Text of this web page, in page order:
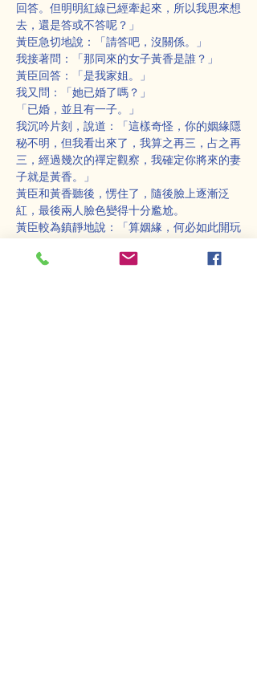
回答。但明明紅線已經牽起來，所以我思來想
去，還是答或不答呢？」
黃臣急切地說：「請答吧，沒關係。」
我接著問：「那同來的女子黃香是誰？」
黃臣回答：「是我家姐。」
我又問：「她已婚了嗎？」
「已婚，並且有一子。」
我沉吟片刻，說道：「這樣奇怪，你的姻緣隱
秘不明，但我看出來了，我算之再三，占之再
三，經過幾次的禪定觀察，我確定你將來的妻
子就是黃香。」
黃臣和黃香聽後，愣住了，隨後臉上逐漸泛
紅，最後兩人臉色變得十分尷尬。
黃臣較為鎮靜地說：「算姻緣，何必如此開玩
我語氣嚴肅：「我不是開玩笑，這不是戲